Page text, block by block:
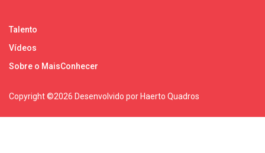
Talento
Vídeos
Sobre o MaisConhecer
Copyright ©2026 Desenvolvido por Haerto Quadros